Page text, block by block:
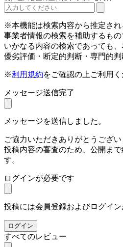
※本機能は検索内容から推定され
事業者情報の検索を補助するもの
いかなる内容の検索であっても
優劣評価・断定的判断・専門的判
※利用規約をご確認の上ご利用
メッセージ送信完了
メッセージを送信しました。
ご協力いただきありがとうござい
投稿内容の審査のため、公開ま
す。
ログインが必要です
投稿には会員登録およびログイ
ログイン
すべてのレビュー